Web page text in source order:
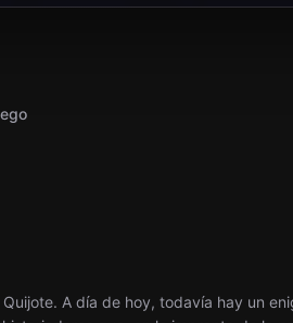
A día de hoy, todavía hay un